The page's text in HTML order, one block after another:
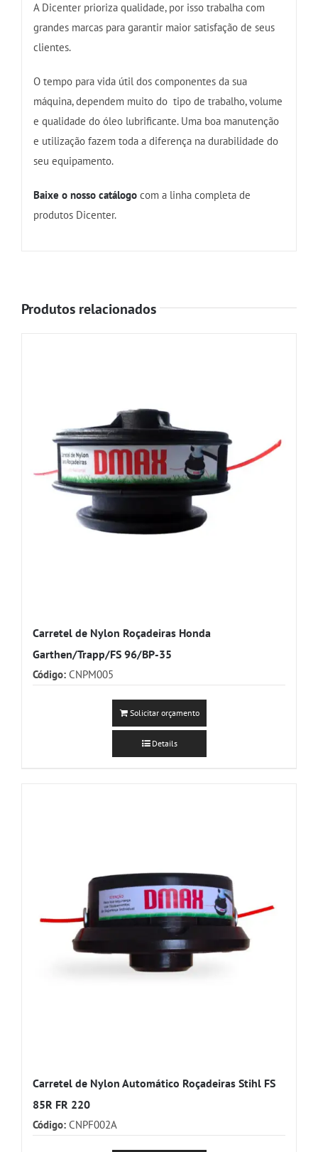
A Dicenter prioriza qualidade, por isso trabalha com
grandes marcas para garantir maior satisfação de seus
clientes.
O tempo para vida útil dos componentes da sua
máquina, dependem muito do tipo de trabalho, volume
e qualidade do óleo lubrificante. Uma boa manutenção
e utilização fazem toda a diferença na durabilidade do
seu equipamento.
Baixe o nosso catálogocom a linha completa de
produtos Dicenter.
Produtos relacionados
Carretel de Nylon Roçadeiras Honda
Garthen/Trapp/FS 96/BP-35
Código: CNPM005
Solicitar orçamento
Details
Carretel de Nylon Automático Roçadeiras Stihl FS
85R FR 220
Código: CNPF002A